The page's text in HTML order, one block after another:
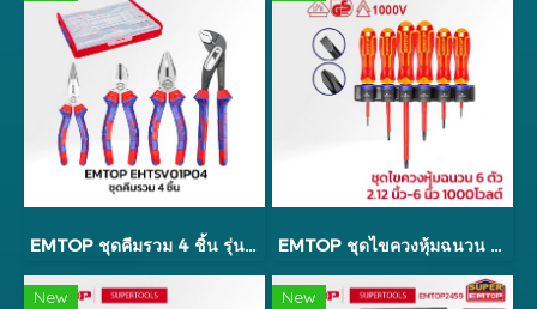
EMTOP ชุดคีมรวม 4 ชิ้น รุ่น EHTSV01P04 EMTOP ชุดไขควงหุ้มฉนวน 6 ตัว 2.12 นิ้ว - 6 นิ้ว 1000 โวลต์ รุ่น ESSTJS061
New New